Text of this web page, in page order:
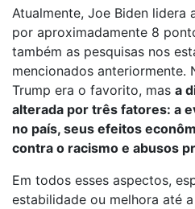
Atualmente, Joe Biden lidera
por aproximadamente 8
também as pesquisas nos
mencionados anteriormente.
Trump era o favorito, mas a
alterada por três fatores: a
no país, seus efeitos
contra o racismo e abusos
Em todos esses aspectos,
estabilidade ou melhora até